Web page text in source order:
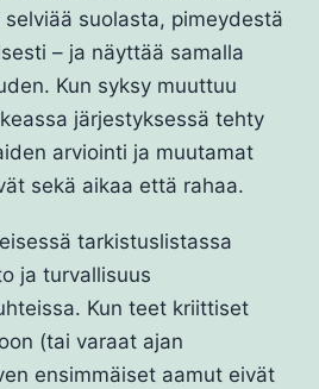
suolasta, pimeydestä
– ja näyttää samalla
Kun syksy muuttuu
järjestyksessä tehty
arviointi ja muutamat
sekä aikaa että rahaa.
tarkistuslistassa
ja turvallisuus
Kun teet kriittiset
(tai varaat ajan
ensimmäiset aamut eivät